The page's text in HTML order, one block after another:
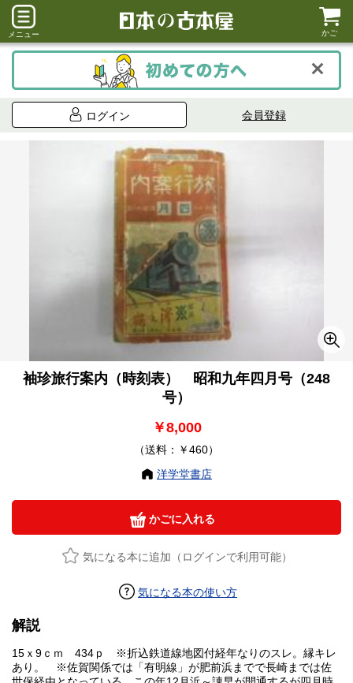
メニュー かご
ログイン 会員登録
袖珍旅行案内（時刻表） 昭和九年四月号（248
号）
￥8,000
（送料：￥460）
洋学堂書店
かごに入れる
気になる本に追加（ログインで利用可能）
気になる本の使い方
解説
15ｘ9ｃｍ 434ｐ ※折込鉄道線地図付経年なりのスレ。縁キレ
あり。 ※佐賀関係では「有明線」が肥前浜までで長崎までは佐